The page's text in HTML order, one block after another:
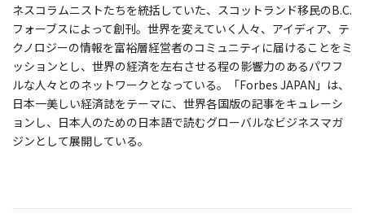
ネスコラムニストたちを統括していた、スコットランド移民のB.C.
フォーブスによって創刊。世界を変えていく人々、アイディア、テ
クノロジーの情報を富裕層経営者のコミュニティに届けることをミ
ッションとし、世界の経済を左右させる程の影響力のあるパワフ
ルな人々とのネットワークとなっている。「Forbes JAPAN」は、
日本一美しい経済誌をテーマに、世界各国版の記事をキュレーシ
ョンし、日本人のための日本語で読むグローバルなビジネスマガ
ジンとして展開している。